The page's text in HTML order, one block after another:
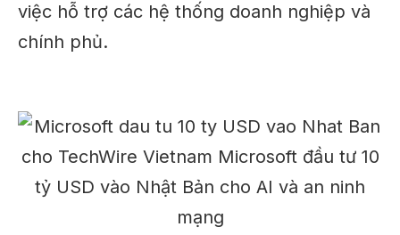
việc hỗ trợ các hệ thống doanh nghiệp và
chính phủ.